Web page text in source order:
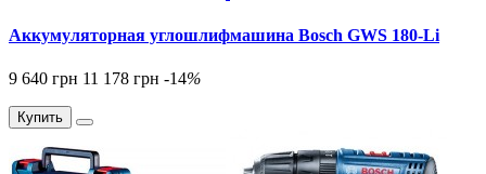
Аккумуляторная углошлифмашина Bosch GWS 180-Li
9 640 грн 11 178 грн -14%
Купить